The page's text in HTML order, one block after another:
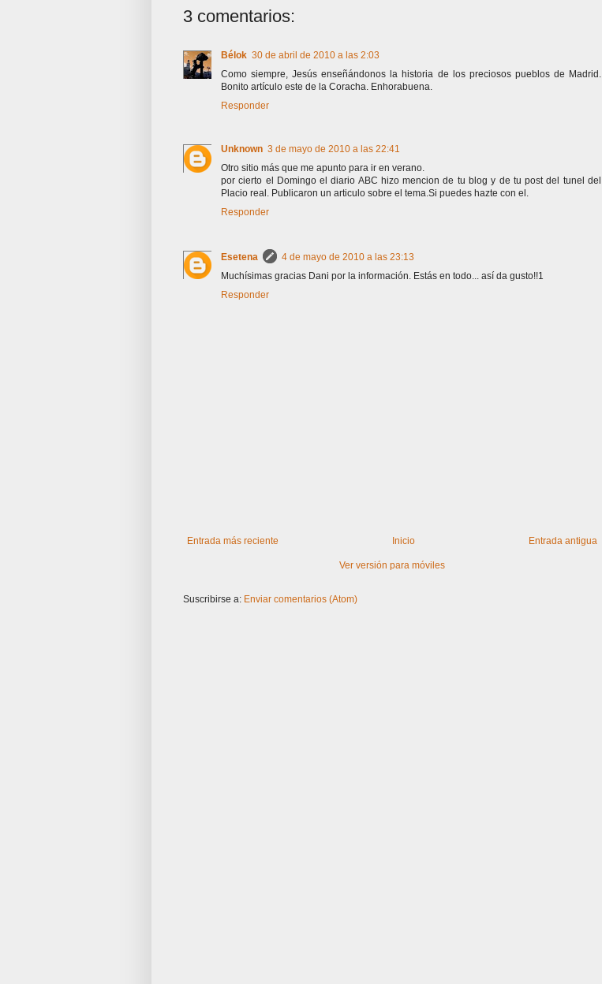
3 comentarios:
Bélok 30 de abril de 2010 a las 2:03
Como siempre, Jesús enseñándonos la historia de los preciosos pueblos de Madrid.
Bonito artículo este de la Coracha. Enhorabuena.
Responder
Unknown 3 de mayo de 2010 a las 22:41
Otro sitio más que me apunto para ir en verano.
por cierto el Domingo el diario ABC hizo mencion de tu blog y de tu post del tunel del
Placio real. Publicaron un articulo sobre el tema.Si puedes hazte con el.
Responder
Esetena
4 de mayo de 2010 a las 23:13
Muchísimas gracias Dani por la información. Estás en todo... así da gusto!!1
Responder
Entrada más reciente Entrada antigua
Inicio
Ver versión para móviles
Suscribirse a: Enviar comentarios (Atom)